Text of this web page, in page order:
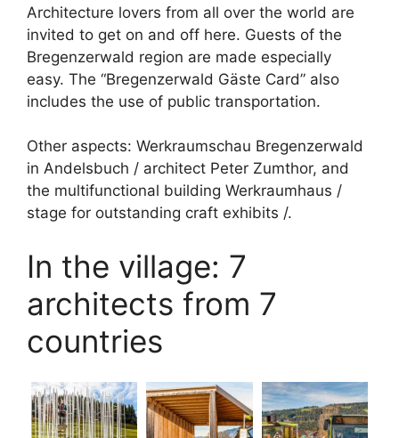
Architecture lovers from all over the world are
invited to get on and off here. Guests of the
Bregenzerwald region are made especially
easy. The “Bregenzerwald Gäste Card” also
includes the use of public transportation.
Other aspects: Werkraumschau Bregenzerwald
in Andelsbuch / architect Peter Zumthor, and
the multifunctional building Werkraumhaus /
stage for outstanding craft exhibits /.
In the village: 7
architects from 7
countries